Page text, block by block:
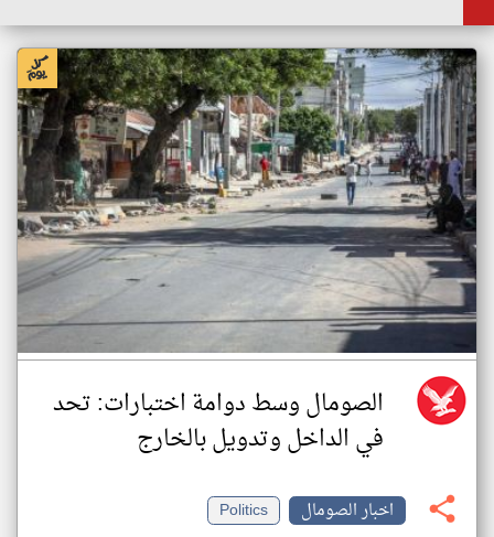
الصومال وسط دوامة اختبارات: تحد
في الداخل وتدويل بالخارج
اخبار الصومال
Politics